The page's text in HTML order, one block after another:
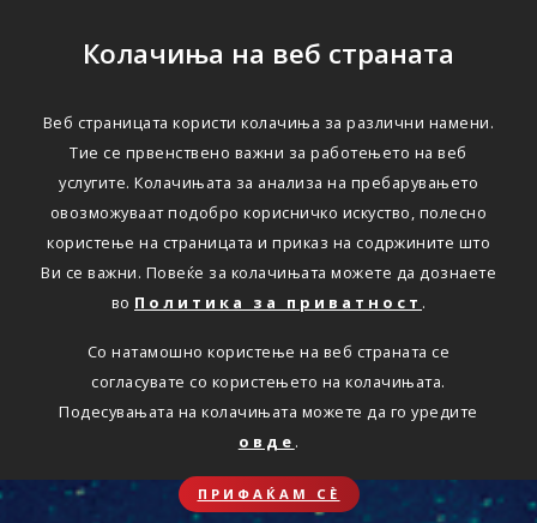
Колачиња на веб страната
Веб страницата користи колачиња за различни намени.
Тие се првенствено важни за работењето на веб
услугите. Колачињата за анализа на пребарувањето
овозможуваат подобро корисничко искуство, полесно
користење на страницата и приказ на содржините што
Ви се важни. Повеќе за колачињата можете да дознаете
во Политика за приватност .
Со натамошно користење на веб страната се
согласувате со користењето на колачињата.
Подесувањата на колачињата можете да го уредите
овде .
ПРИФАЌАМ СЀ